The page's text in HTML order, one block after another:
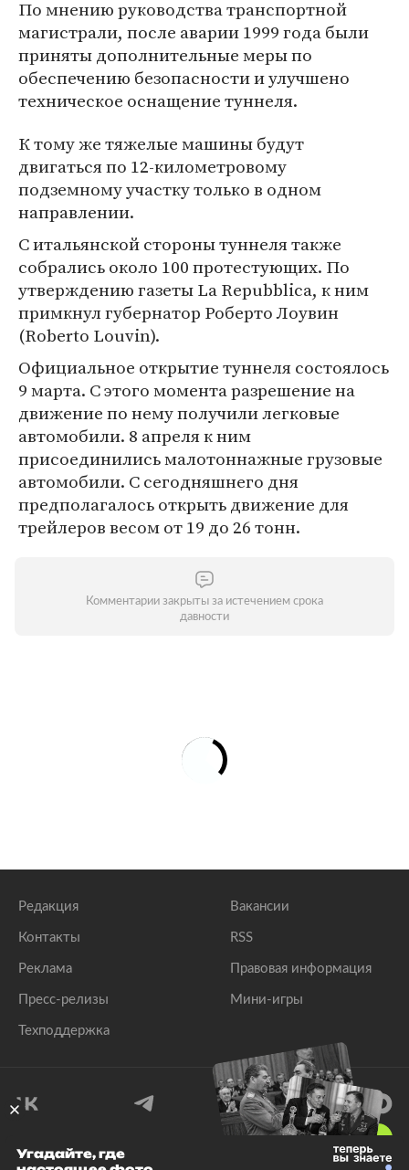
По мнению руководства транспортной
магистрали, после аварии 1999 года были
приняты дополнительные меры по
обеспечению безопасности и улучшено
техническое оснащение туннеля.
К тому же тяжелые машины будут
двигаться по 12-километровому
подземному участку только в одном
направлении.
С итальянской стороны туннеля также
собрались около 100 протестующих. По
утверждению газеты La Repubblica, к ним
примкнул губернатор Роберто Лоувин
(Roberto Louvin).
Официальное открытие туннеля состоялось
9 марта. С этого момента разрешение на
движение по нему получили легковые
автомобили. 8 апреля к ним
присоединились малотоннажные грузовые
автомобили. С сегодняшнего дня
предполагалось открыть движение для
трейлеров весом от 19 до 26 тонн.
Комментарии закрыты за истечением срока
давности
Редакция
Контакты
Реклама
Пресс-релизы
Техподдержка
Вакансии
RSS
Правовая информация
Мини-игры
© 1999–2026 Все права защищены.
Угадайте, где